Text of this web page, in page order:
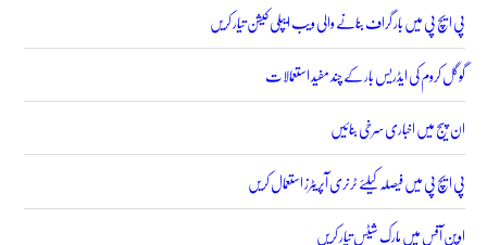
پی ایچ پی میں بار گراف بنانے والی ویب ایپلی کیشن تیار کریں
گوگل کروم کی ایڈریس بار کے چند مفید استعمالات
ان پیج میں اخباری سرخی بنائیں
پی ایچ پی میں فیصلہ کیلئے ٹرنری آپریٹرز استعمال کریں
اوپن آفس میں مارک شیٹس تیار کریں